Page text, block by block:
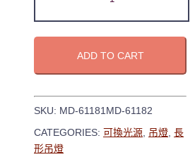
ADD TO CART
SKU: MD-61181MD-61182
CATEGORIES: 可換光源 吊燈 長
形吊燈